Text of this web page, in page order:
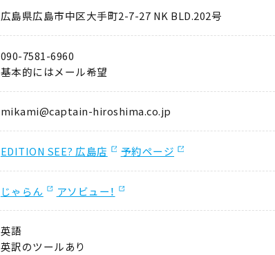
広島県広島市中区大手町2-7-27 NK BLD.202号
090-7581-6960
基本的にはメール希望
mikami@captain-hiroshima.co.jp
EDITION SEE? 広島店 予約ページ
じゃらん アソビュー！
英語
英訳のツールあり